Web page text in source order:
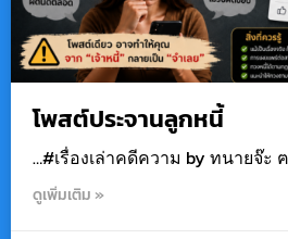
โพสต์ประจานลูกหนี้
…#เรื่องเล่าคดีความ by ทนายจ๊ะ
ดูเพิ่มเติม »